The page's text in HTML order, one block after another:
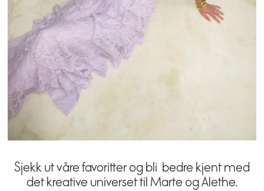
Sjekk ut våre favoritter og bli bedre kjent med
det kreative universet til Marte og Alethe.